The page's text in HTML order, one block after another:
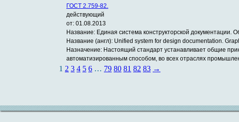
ГОСТ 2.759-82.
действующий
от: 01.08.2013
Название: Единая система конструкторской документации.
Название (англ): Unified system for design documentation.
Назначение: Настоящий стандарт устанавливает общие
автоматизированным способом, во всех отраслях
1 2 3 4 5 6 … 79 80 81 82 83 →